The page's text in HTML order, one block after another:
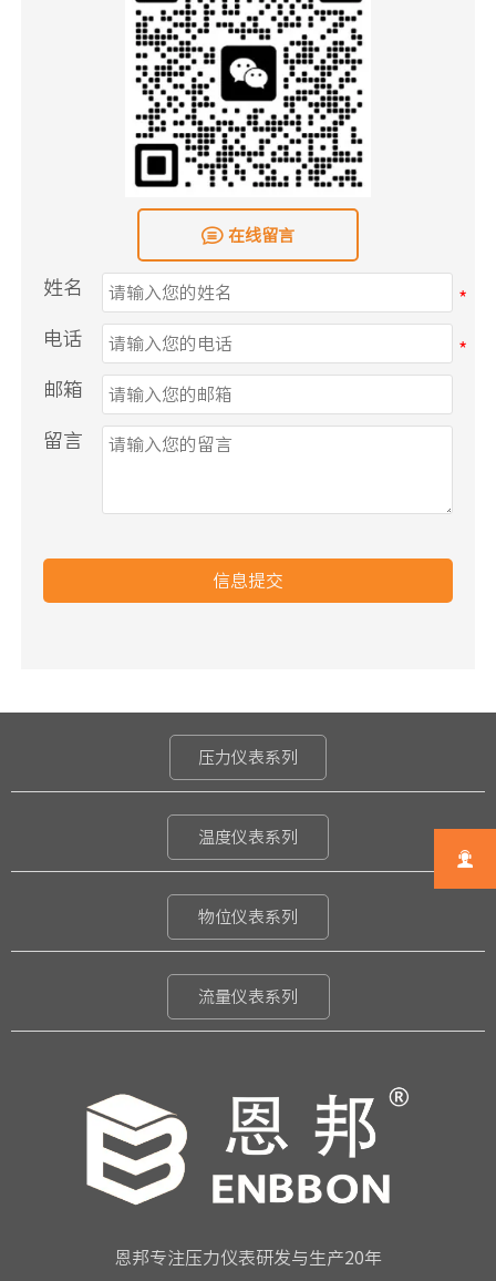
 在线留言
姓名
电话
邮箱
留言
信息提交
压力仪表系列
温度仪表系列
物位仪表系列
流量仪表系列
恩邦专注压力仪表研发与生产20年
